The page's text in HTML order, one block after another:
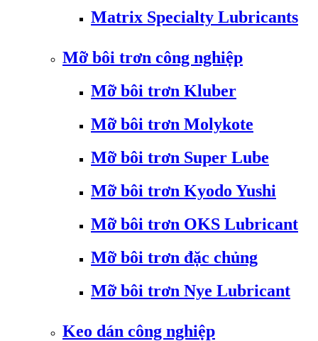
Matrix Specialty Lubricants
Mỡ bôi trơn công nghiệp
Mỡ bôi trơn Kluber
Mỡ bôi trơn Molykote
Mỡ bôi trơn Super Lube
Mỡ bôi trơn Kyodo Yushi
Mỡ bôi trơn OKS Lubricant
Mỡ bôi trơn đặc chủng
Mỡ bôi trơn Nye Lubricant
Keo dán công nghiệp